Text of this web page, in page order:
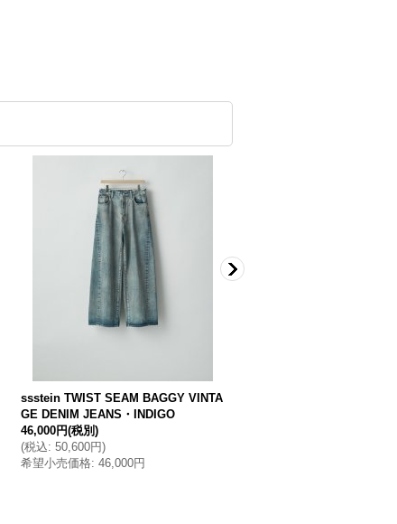
ssstein TWIST SEAM BAGGY VINTA
GE DENIM JEANS・INDIGO
46,000円(税別)
(税込: 50,600円)
希望小売価格: 46,000円